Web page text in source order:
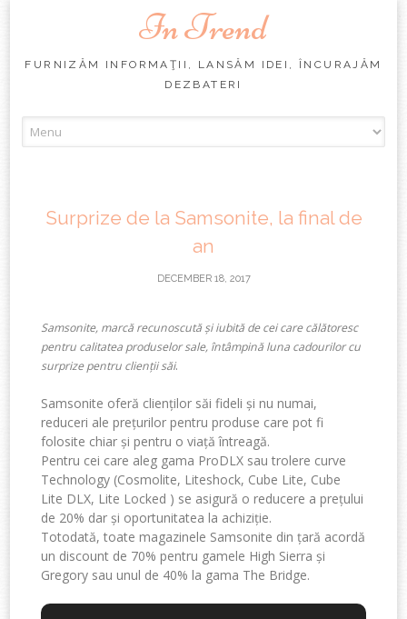
In Trend
FURNIZĂM INFORMAŢII, LANSĂM IDEI, ÎNCURAJĂM
DEZBATERI
to
Surprize de la Samsonite, la final de
an
DECEMBER 18, 2017
Samsonite, marcă recunoscută și iubită de cei care călătoresc
pentru calitatea produselor sale, întâmpină luna cadourilor cu
surprize pentru clienții săi.
Samsonite oferă clienților săi fideli și nu numai,
reduceri ale prețurilor pentru produse care pot fi
folosite chiar și pentru o viață întreagă.
Pentru cei care aleg gama ProDLX sau trolere curve
Technology (Cosmolite, Liteshock, Cube Lite, Cube
Lite DLX, Lite Locked ) se asigură o reducere a prețului
de 20% dar și oportunitatea la achiziție.
Totodată, toate magazinele Samsonite din țară acordă
un discount de 70% pentru gamele High Sierra și
Gregory sau unul de 40% la gama The Bridge.